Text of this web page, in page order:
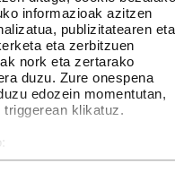
informazioak azitzen
publizitatearen eta
eta zerbitzuen
nork eta zertarako
duzu. Zure onespena
edozein momentutan,
klikatuz.
geographical location